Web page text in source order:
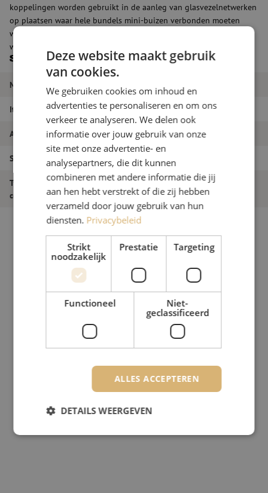
koppelingen worden gebruikt in de aanleg van glasvezelnetwerken
op plaatsen waar hele bundels mini-buizen verbonden moeten
worden of daar waar een aftakking naar een klantlocatie moet
worden gemaakt.
Specificaties
Merk Maunt
Itemnaam Connector, recht, 16/12mm
Artikelnummer M00000219
Soort product Koppelingen - Connectoren
Type
connector/koppeling
Recht
Deze website maakt gebruik
van cookies.
We gebruiken cookies om inhoud en
advertenties te personaliseren en om ons
verkeer te analyseren. We delen ook
informatie over jouw gebruik van onze
site met onze advertentie- en
analysepartners, die dit kunnen
combineren met andere informatie die jij
aan hen hebt verstrekt of die zij hebben
verzameld door jouw gebruik van hun
diensten. Privacybeleid
Strikt
noodzakelijk
Prestatie Targeting
Functioneel
Niet-
geclassificeerd
ALLES ACCEPTEREN
DETAILS WEERGEVEN